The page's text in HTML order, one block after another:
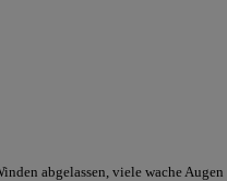
abgelassen, viele wache